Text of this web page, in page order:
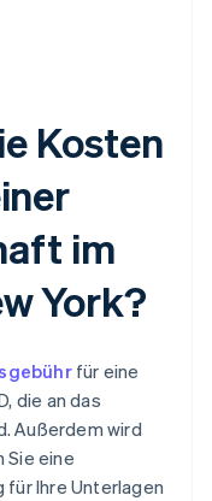
Kosten
im
York?
für eine
die an das
Außerdem wird
Sie eine
für Ihre Unterlagen